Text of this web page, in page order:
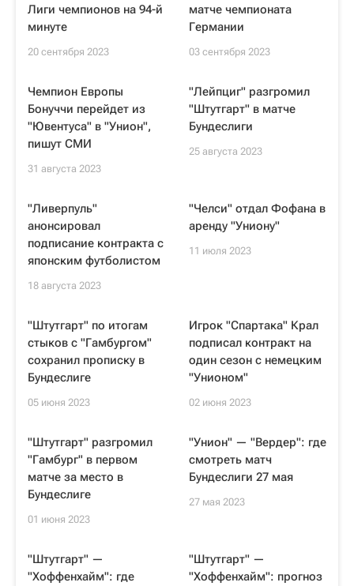
Лиги чемпионов на 94-й
минуте
20 сентября 2023
матче чемпионата
Германии
03 сентября 2023
Чемпион Европы
Бонуччи перейдет из
"Ювентуса" в "Унион",
пишут СМИ
31 августа 2023
"Лейпциг" разгромил
"Штутгарт" в матче
Бундеслиги
25 августа 2023
"Ливерпуль"
анонсировал
подписание контракта с
японским футболистом
18 августа 2023
"Челси" отдал Фофана в
аренду "Униону"
11 июля 2023
"Штутгарт" по итогам
стыков с "Гамбургом"
сохранил прописку в
Бундеслиге
05 июня 2023
Игрок "Спартака" Крал
подписал контракт на
один сезон с немецким
"Унионом"
02 июня 2023
"Штутгарт" разгромил
"Гамбург" в первом
матче за место в
Бундеслиге
01 июня 2023
"Унион" — "Вердер": где
смотреть матч
Бундеслиги 27 мая
27 мая 2023
"Штутгарт" —
"Хоффенхайм": где
"Штутгарт" —
"Хоффенхайм": прогноз